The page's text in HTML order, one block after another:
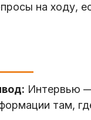
на ходу,
Интервью —
там,